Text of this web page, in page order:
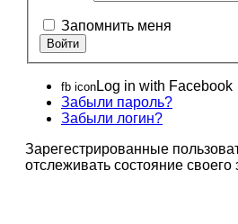
Запомнить меня
fb icon Log in with Facebook
Забыли пароль?
Забыли логин?
Зарегестрированные
отслеживать состояние своего